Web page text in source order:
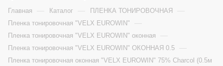
Главная — Каталог — ПЛЕНКА ТОНИРОВОЧНАЯ —
Пленка тонировочная "VELX EUROWIN" —
Пленка тонировочная "VELX EUROWIN" оконная —
Пленка тонировочная "VELX EUROWIN" ОКОННАЯ 0.5 —
Пленка тонировочная оконная "VELX EUROWIN" 75% Сharcol (0.5м